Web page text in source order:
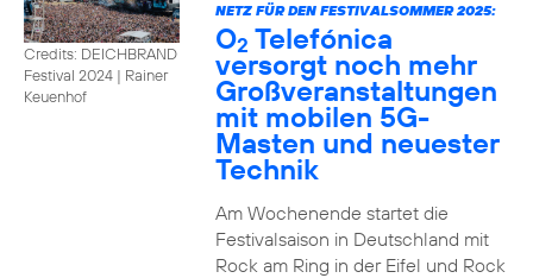
Credits: DEICHBRAND
Festival 2024 | Rainer
Keuenhof
NETZ FÜR DEN FESTIVALSOMMER 2025:
O2 Telefónica
versorgt noch mehr
Großveranstaltungen
mit mobilen 5G-
Masten und neuester
Technik
Am Wochenende startet die
Festivalsaison in Deutschland mit
Rock am Ring in der Eifel und Rock